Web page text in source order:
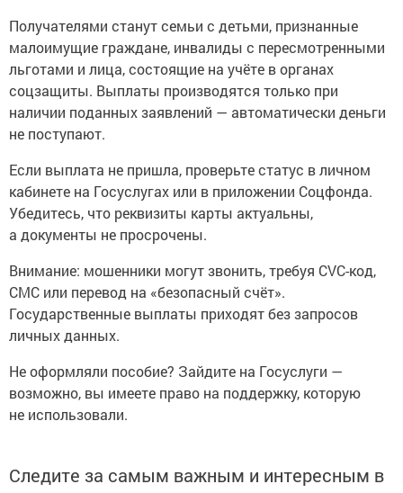
Получателями станут семьи с детьми, признанные
малоимущие граждане, инвалиды с пересмотренными
льготами и лица, состоящие на учёте в органах
соцзащиты. Выплаты производятся только при
наличии поданных заявлений — автоматически деньги
не поступают.
Если выплата не пришла, проверьте статус в личном
кабинете на Госуслугах или в приложении Соцфонда.
Убедитесь, что реквизиты карты актуальны,
а документы не просрочены.
Внимание: мошенники могут звонить, требуя CVC-код,
СМС или перевод на «безопасный счёт».
Государственные выплаты приходят без запросов
личных данных.
Не оформляли пособие? Зайдите на Госуслуги —
возможно, вы имеете право на поддержку, которую
не использовали.
Следите за самым важным и интересным в